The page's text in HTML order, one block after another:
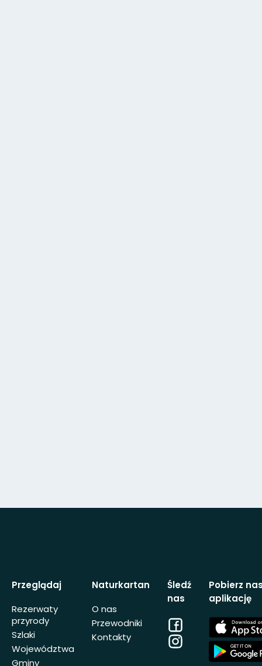
Przeglądaj
Rezerwaty
przyrody
Szlaki
Województwa
Gminy
Naturkartan
O nas
Przewodniki
Kontakty
Śledź
nas
Facebook
Instagram
Pobierz
aplikację
App
Store
App
Store